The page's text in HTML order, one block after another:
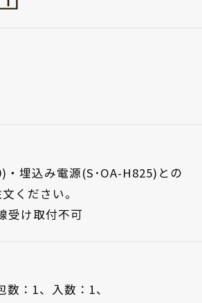
埋込み電源(S･OA-H825)との
ください。
受け取付不可
数：1、 入数：1、